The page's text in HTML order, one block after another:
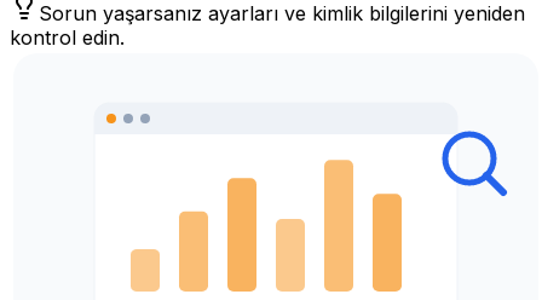
Sorun yaşarsanız ayarları ve kimlik bilgilerini yeniden
kontrol edin.